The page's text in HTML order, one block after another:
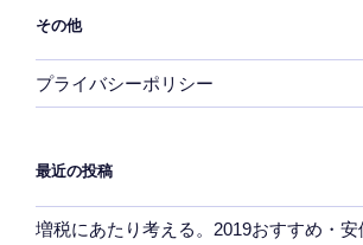
その他
プライバシーポリシー
最近の投稿
増税にあたり考える。2019おすすめ・